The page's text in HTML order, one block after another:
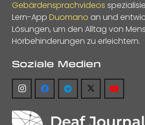
Gebärdensprachvideos
Lern-App Duomano an und
Lösungen, um den Alltag von
Hörbehinderungen zu erleichtern.
Soziale Medien